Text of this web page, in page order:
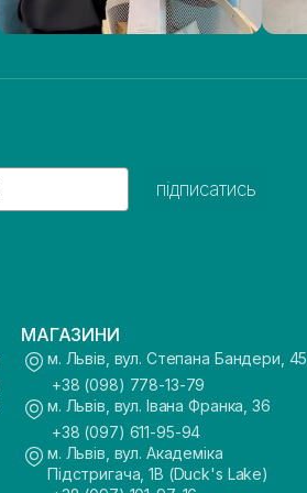
підписатись
МАГАЗИНИ
м. Львів, вул. Степана Бандери, 45
+38 (098) 778-13-79
м. Львів, вул. Івана Франка, 36
+38 (097) 611-95-94
м. Львів, вул. Академіка
Підстригача, 1В (Duck's Lake)